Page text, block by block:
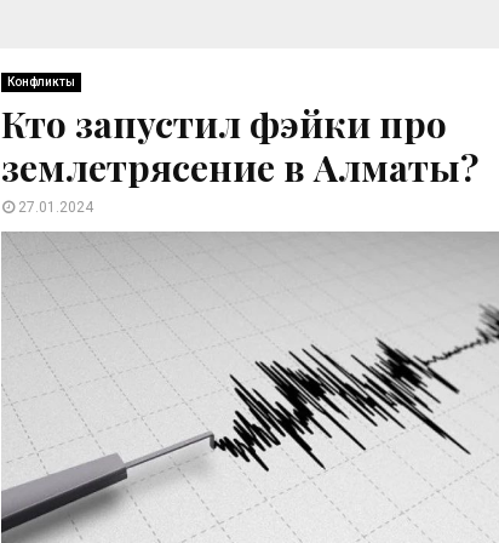
Конфликты
Кто запустил фэйки про
землетрясение в Алматы?
27.01.2024